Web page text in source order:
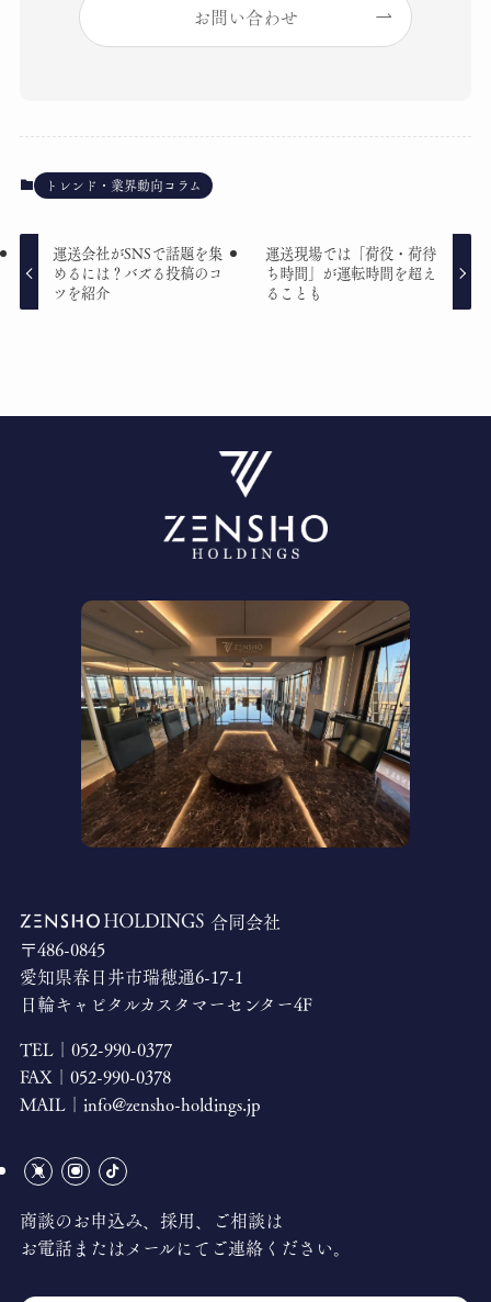
お問い合わせ
トレンド・業界動向コラム
運送会社がSNSで話題を集
めるには？バズる投稿のコ
ツを紹介
運送現場では「荷役・荷待
ち時間」が運転時間を超え
ることも
合同会社
〒486-0845
愛知県春日井市瑞穂通6-17-1
日輪キャピタルカスタマーセンター4F
TEL｜ 052-990-0377
FAX｜ 052-990-0378
MAIL｜ info@zensho-holdings.jp
商談のお申込み、採用、ご相談は
お電話またはメールにてご連絡ください。